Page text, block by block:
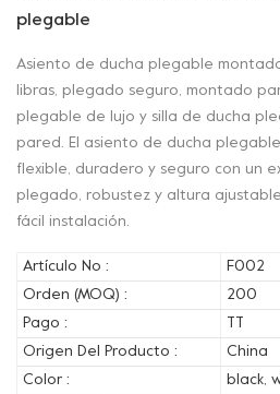
plegable
Asiento de ducha plegable
libras, plegado seguro, montado
plegable de lujo y silla de ducha
pared. El asiento de ducha
flexible, duradero y seguro con un
plegado, robustez y altura
fácil instalación.
Artículo No :
F002
Orden (MOQ) :
200
Pago :
Origen Del Producto :
China
Color :
black,